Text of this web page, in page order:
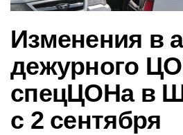
Изменения в
дежурного
спецЦОНа в
с 2 сентября